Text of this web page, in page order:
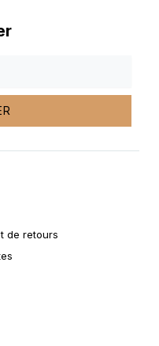
de retours